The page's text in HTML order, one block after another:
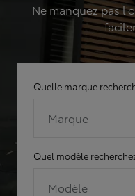
Ne manquez pas
Quelle marque
Marque
Quel modèle
Modèle